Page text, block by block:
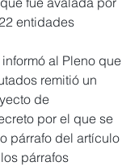
entidades
al Pleno que
remitió un
de
por el que se
párrafo del artículo
párrafos